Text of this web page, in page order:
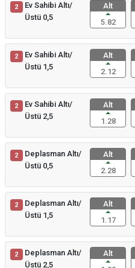
2
Ev Sahibi Altı/
Üstü 0,5
Alt
5.82
2
Ev Sahibi Altı/
Üstü 1,5
Alt
2.12
2
Ev Sahibi Altı/
Üstü 2,5
Alt
1.28
2
Deplasman Altı/
Üstü 0,5
Alt
2.28
2
Deplasman Altı/
Üstü 1,5
Alt
1.17
2
Deplasman Altı/
Üstü 2,5
Alt